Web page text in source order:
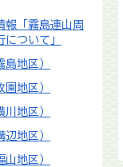
報「霧島連山周
ついて」
地区）
地区）
地区）
地区）
地区）